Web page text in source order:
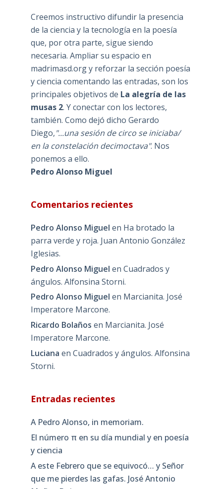
Creemos instructivo difundir la presencia
de la ciencia y la tecnología en la poesía
que, por otra parte, sigue siendo
necesaria. Ampliar su espacio en
madrimasd.org y reforzar la sección poesía
y ciencia comentando las entradas, son los
principales objetivos de La alegría de las
musas 2. Y conectar con los lectores,
también. Como dejó dicho Gerardo
Diego,"...una sesión de circo se iniciaba/
en la constelación decimoctava". Nos
ponemos a ello.
Pedro Alonso Miguel
Comentarios recientes
Pedro Alonso Miguel en Ha brotado la
parra verde y roja. Juan Antonio González
Iglesias.
Pedro Alonso Miguel en Cuadrados y
ángulos. Alfonsina Storni.
Pedro Alonso Miguel en Marcianita. José
Imperatore Marcone.
Ricardo Bolaños en Marcianita. José
Imperatore Marcone.
Luciana en Cuadrados y ángulos. Alfonsina
Storni.
Entradas recientes
A Pedro Alonso, in memoriam.
El número π en su día mundial y en poesía
y ciencia
A este Febrero que se equivocó… y Señor
que me pierdes las gafas. José Antonio